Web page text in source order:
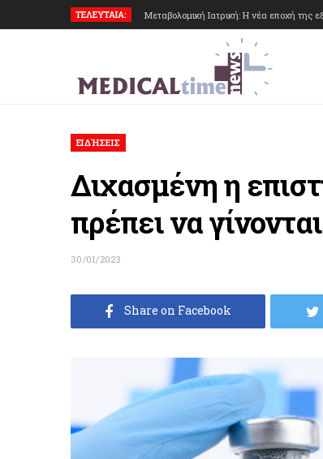
ΤΕΛΕΥΤΑΙΑ: Μεταβολομική Ιατρική: Η νέα εποχή της
ΕΙΔΉΣΕΙΣ
Διχασμένη η
πρέπει να
30/01/2023
Share on Facebook